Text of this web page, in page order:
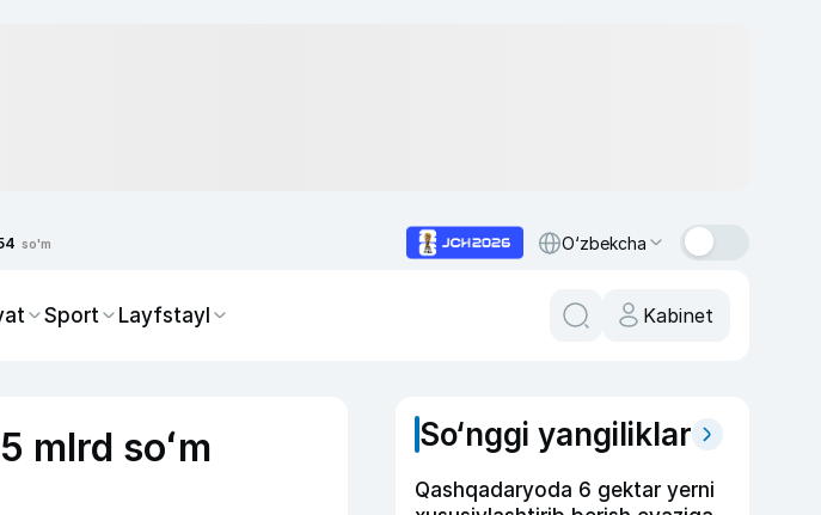
so'm O‘zbekcha
Sport Layfstayl Kabinet
mlrd soʻm
So‘nggi yangiliklar
Qashqadaryoda 6 gektar yerni